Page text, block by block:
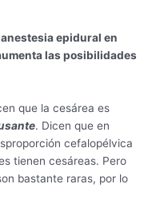
epidural en
las posibilidades
que la cesárea es
. Dicen que en
cefalopélvica
tienen cesáreas. Pero
bastante raras, por lo